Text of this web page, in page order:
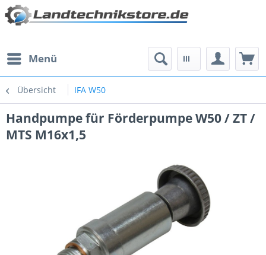
Menü
Übersicht IFA W50
Handpumpe für Förderpumpe W50 / ZT /
MTS M16x1,5